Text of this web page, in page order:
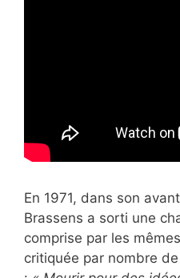
En 1971, dans son
Brassens a sorti une
comprise par les
critiquée par nombre